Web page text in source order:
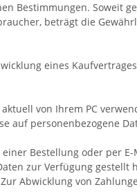
Bestimmungen. Soweit
beträgt die
eines
von Ihrem PC
auf personenbezogene
einer Bestellung oder per
zur Verfügung
Abwicklung von